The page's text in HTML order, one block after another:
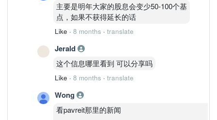
主要是明年大家的股息会变少50-100个基
点，如果不获得延长的话
Like · 8 months · translate
Jerald
这个信息哪里看到 可以分享吗
Like · 8 months · translate
Wong
看pavreit那里的新闻